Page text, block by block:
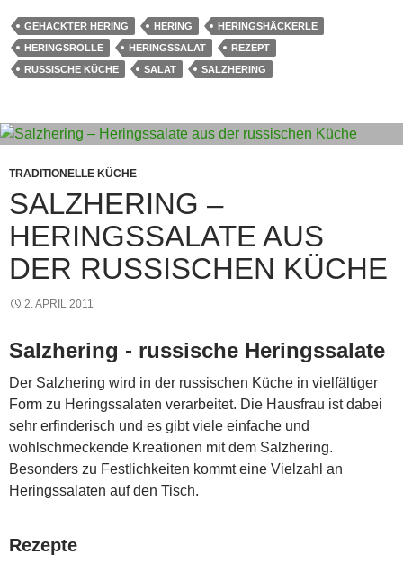
er
e
st
at
s
A
p
ai
l
e
s
s
a
e
s
s
e
g
e
gr
a
o
GEHACKTER HERING HERING
HERINGSHÄCKERLE
HERINGSROLLE
HERINGSSALAT
REZEPT
RUSSISCHE KÜCHE
SALAT SALZHERING
TRADITIONELLE KÜCHE
SALZHERING –
HERINGSSALATE AUS
DER RUSSISCHEN KÜCHE
2. APRIL 2011
Salzhering - russische Heringssalate
Der Salzhering wird in der russischen Küche in vielfältiger
Form zu Heringssalaten verarbeitet. Die Hausfrau ist dabei
sehr erfinderisch und es gibt viele einfache und
wohlschmeckende Kreationen mit dem Salzhering.
Besonders zu Festlichkeiten kommt eine Vielzahl an
Heringssalaten auf den Tisch.
Rezepte